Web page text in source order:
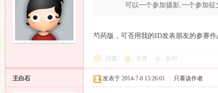
可以一个参加摄影,一个参加征
芍药版，可否用我的ID发表朋友的参赛
回复 支持 反对
王白石 发表于 2014-7-8 15:26:01 只看该作者